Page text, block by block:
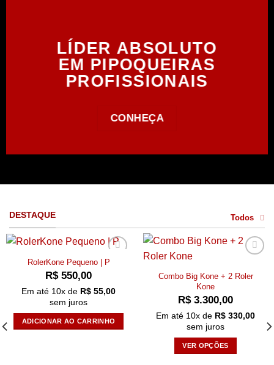
LÍDER ABSOLUTO
EM PIPOQUEIRAS
PROFISSIONAIS
CONHEÇA
DESTAQUE Todos
Add to
RolerKone Pequeno | P
R$550,00
Em até 10x de R$ 55,00
sem juros
ADICIONAR AO CARRINHO
wishlist
Combo Big Kone + 2 Roler
Kone
R$3.300,00
Em até 10x de R$ 330,00
sem juros
VER OPÇÕES